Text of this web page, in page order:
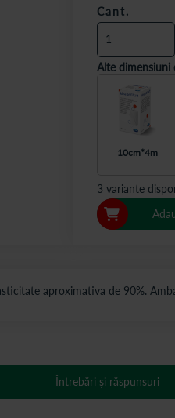
aproximativa de 90%.
Cant.
Alte dimensiuni
10cm*4m
3 variante
Întrebări și răspunsuri